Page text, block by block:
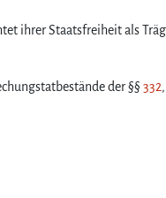
ihrer Staatsfreiheit als
der §§ 332